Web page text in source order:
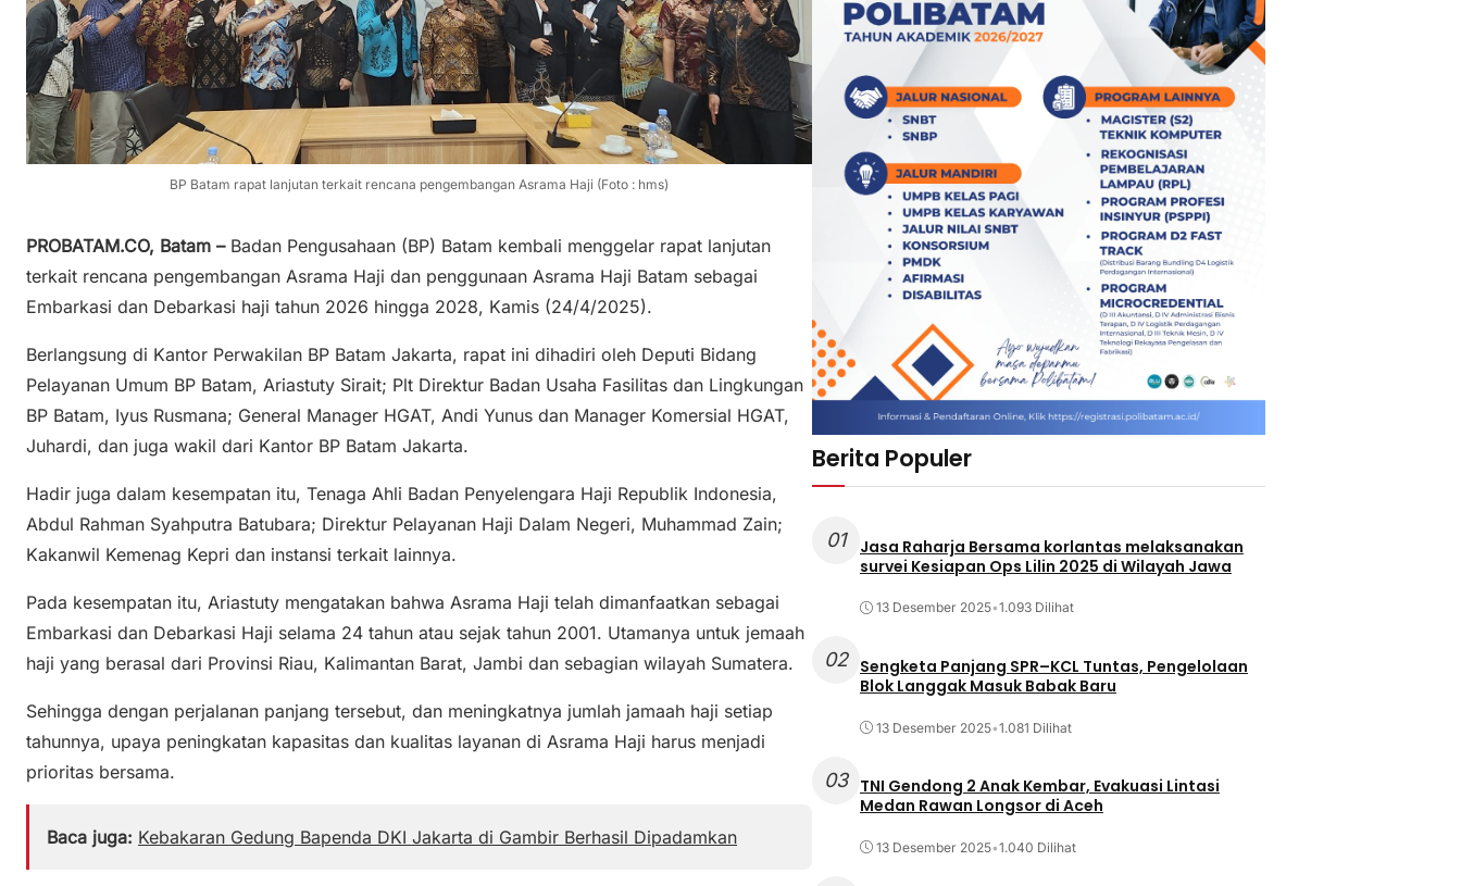
BP Batam rapat lanjutan terkait rencana pengembangan Asrama Haji (Foto : hms)
PROBATAM.CO, Batam –Badan Pengusahaan (BP) Batam kembali menggelar rapat lanjutan
terkait rencana pengembangan Asrama Haji dan penggunaan Asrama Haji Batam sebagai
Embarkasi dan Debarkasi haji tahun 2026 hingga 2028, Kamis (24/4/2025).
Berlangsung di Kantor Perwakilan BP Batam Jakarta, rapat ini dihadiri oleh Deputi Bidang
Pelayanan Umum BP Batam, Ariastuty Sirait; Plt Direktur Badan Usaha Fasilitas dan Lingkungan
BP Batam, Iyus Rusmana; General Manager HGAT, Andi Yunus dan Manager Komersial HGAT,
Juhardi, dan juga wakil dari Kantor BP Batam Jakarta.
Hadir juga dalam kesempatan itu, Tenaga Ahli Badan Penyelengara Haji Republik Indonesia,
Abdul Rahman Syahputra Batubara; Direktur Pelayanan Haji Dalam Negeri, Muhammad Zain;
Kakanwil Kemenag Kepri dan instansi terkait lainnya.
Pada kesempatan itu, Ariastuty mengatakan bahwa Asrama Haji telah dimanfaatkan sebagai
Embarkasi dan Debarkasi Haji selama 24 tahun atau sejak tahun 2001. Utamanya untuk jemaah
haji yang berasal dari Provinsi Riau, Kalimantan Barat, Jambi dan sebagian wilayah Sumatera.
Sehingga dengan perjalanan panjang tersebut, dan meningkatnya jumlah jamaah haji setiap
tahunnya, upaya peningkatan kapasitas dan kualitas layanan di Asrama Haji harus menjadi
prioritas bersama.
Baca juga: Kebakaran Gedung Bapenda DKI Jakarta di Gambir Berhasil Dipadamkan
Berita Populer
01
Jasa Raharja Bersama korlantas melaksanakan
survei Kesiapan Ops Lilin 2025 di Wilayah Jawa
13 Desember 2025•1.093 Dilihat
02
Sengketa Panjang SPR–KCL Tuntas, Pengelolaan
Blok Langgak Masuk Babak Baru
13 Desember 2025•1.081 Dilihat
03
TNI Gendong 2 Anak Kembar, Evakuasi Lintasi
Medan Rawan Longsor di Aceh
13 Desember 2025•1.040 Dilihat